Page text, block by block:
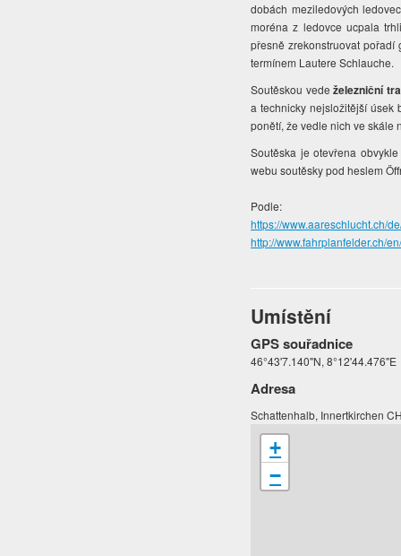
dobách meziledových
moréna z ledovce ucpala
přesně zrekonstruovat
termínem Lautere Schlauche.
Soutěskou vedeželezniční
a technicky nejsložitější úsek
ponětí, že vedle nich ve skále
Soutěska je otevřena
webu soutěsky pod heslem
Podle:
https://www.aareschlucht.ch/
http://www.fahrplanfelder.ch/
Umístění
GPS souřadnice
46°43'7.140"N, 8°12'44.476"E
Adresa
Schattenhalb, Innertkirchen
+
−